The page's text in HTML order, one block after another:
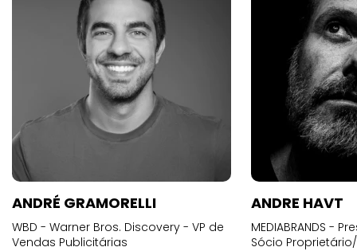
ANDRÉ GRAMORELLI
WBD - Warner Bros. Discovery - VP de
Vendas Publicitárias
ANDRE HAVT
MEDIABRANDS -
Sócio